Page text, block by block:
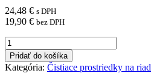
24,48 € s DPH
19,90 € bez DPH
množstvo
JAR
tablety
do
Pridať do košíka
Kategória: Čistiace prostriedky na riad